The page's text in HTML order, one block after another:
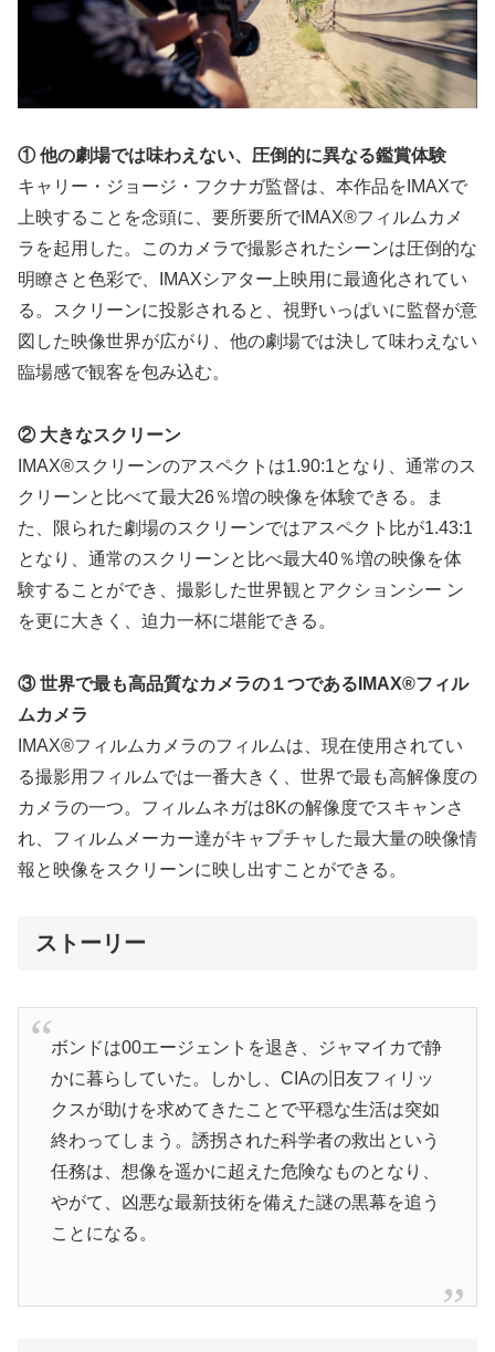
① 他の劇場では味わえない、圧倒的に異なる鑑賞体験
キャリー・ジョージ・フクナガ監督は、本作品をIMAXで
上映することを念頭に、要所要所でIMAX®フィルムカメ
ラを起用した。このカメラで撮影されたシーンは圧倒的な
明瞭さと色彩で、IMAXシアター上映用に最適化されてい
る。スクリーンに投影されると、視野いっぱいに監督が意
図した映像世界が広がり、他の劇場では決して味わえない
臨場感で観客を包み込む。
② 大きなスクリーン
IMAX®スクリーンのアスペクトは1.90:1となり、通常のス
クリーンと比べて最大26％増の映像を体験できる。ま
た、限られた劇場のスクリーンではアスペクト比が1.43:1
となり、通常のスクリーンと比べ最大40％増の映像を体
験することができ、撮影した世界観とアクションシー ン
を更に大きく、迫力一杯に堪能できる。
③ 世界で最も高品質なカメラの１つであるIMAX®フィル
ムカメラ
IMAX®フィルムカメラのフィルムは、現在使用されてい
る撮影用フィルムでは一番大きく、世界で最も高解像度の
カメラの一つ。フィルムネガは8Kの解像度でスキャンさ
れ、フィルムメーカー達がキャプチャした最大量の映像情
報と映像をスクリーンに映し出すことができる。
ストーリー
ボンドは00エージェントを退き、ジャマイカで静
かに暮らしていた。しかし、CIAの旧友フィリッ
クスが助けを求めてきたことで平穏な生活は突如
終わってしまう。誘拐された科学者の救出という
任務は、想像を遥かに超えた危険なものとなり、
やがて、凶悪な最新技術を備えた謎の黒幕を追う
ことになる。